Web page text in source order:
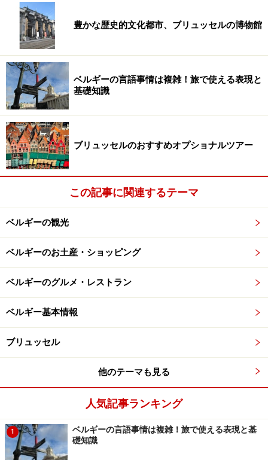
でなく、今日的に言えば、建築家・タンドスケープデザ
イナーでもあったのです。
ルーベンスの肖像画
ルーベンスが亡くなった後、この家は持ち主が次々と変
わったため、アントワープ市が入手した頃には、ルーベ
ンスが暮らしていた頃とは似ても似つかぬ状態だったと
か。財産目録などの資料をもとに、作品ばかりでなく、
クション、所持品が収集され、また、同時代の家具や壁
の装飾などが復元されて、当時の価値観や趣味を総合的
ルーベンスは、1600年（33才）でイタリアへ渡ります
が、ルーベンスハウスのアトリエには、それ以前に描い
た作品『アダムとイヴ』も展示されています。ご自身の
目で、彼がイタリアで得たものを見極めてみてくださ
また、ここでは、アントーン・ヴァン・ダイクやジャッ
ルーベンスと同時代の他の画家や彫刻家の作品も見るこ
とができます。
＜DATA＞
豊かな歴史的文化都市、ブリュッセルの博物館
ベルギーの言語事情は複雑！旅で使える表現と
基礎知識
ブリュッセルのおすすめオプショナルツアー
この記事に関連するテーマ
ベルギーの観光
ベルギーのお土産・ショッピング
ベルギーのグルメ・レストラン
ベルギー基本情報
ブリュッセル
他のテーマも見る
人気記事ランキング
1
ベルギーの言語事情は複雑！旅で使える表現と基
礎知識